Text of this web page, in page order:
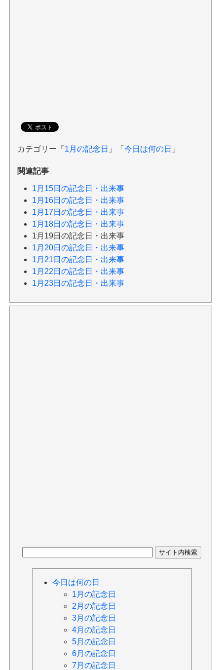
カテゴリー「 1月の記念日 」「 今日は何の日 」
関連記事
1月15日の記念日・出来事
1月16日の記念日・出来事
1月17日の記念日・出来事
1月18日の記念日・出来事
1月19日の記念日・出来事
1月20日の記念日・出来事
1月21日の記念日・出来事
1月22日の記念日・出来事
1月23日の記念日・出来事
今日は何の日
1月の記念日
2月の記念日
3月の記念日
4月の記念日
5月の記念日
6月の記念日
7月の記念日